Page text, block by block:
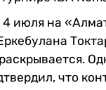
4 июля на
что